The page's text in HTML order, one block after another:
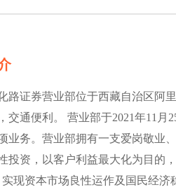
路证券营业部位于西藏自治区阿
交通便利。 营业部于2021年11
业务。营业部拥有一支爱岗敬业
投资，以客户利益最大化为目的
现资本市场良性运作及国民经